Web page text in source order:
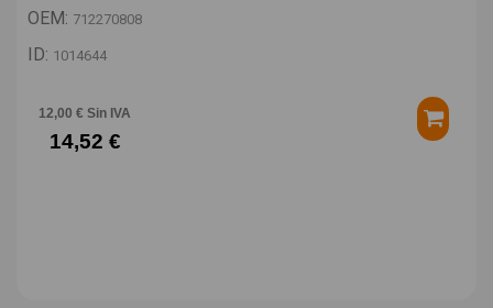
OEM: 712270808
ID: 1014644
12,00 € Sin IVA
14,52 €